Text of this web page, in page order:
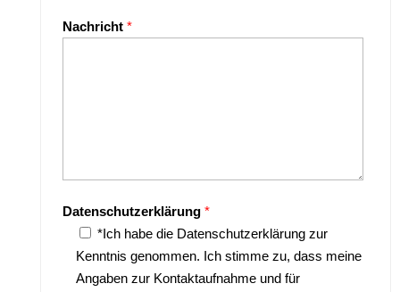
Nachricht *
Datenschutzerklärung *
*Ich habe die Datenschutzerklärung zur
Kenntnis genommen. Ich stimme zu, dass meine
Angaben zur Kontaktaufnahme und für